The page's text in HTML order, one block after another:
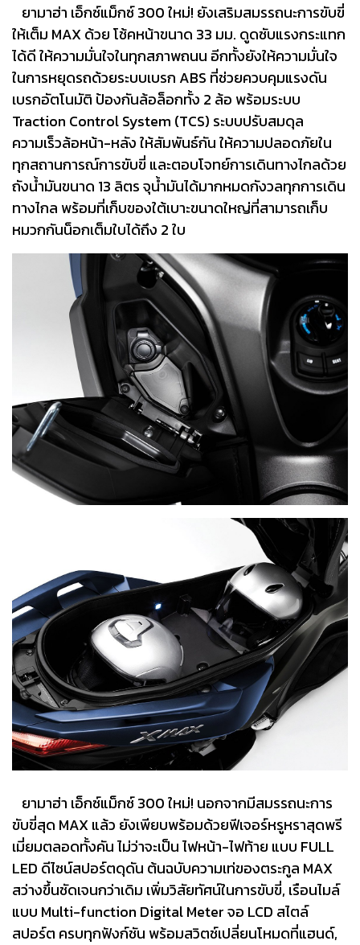
ยามาฮ่า เอ็กซ์แม็กซ์ 300 ใหม่! ยังเสริมสมรรถนะการขับขี่
ให้เต็ม MAX ด้วย โช้คหน้าขนาด 33 มม. ดูดซับแรงกระแทก
ได้ดี ให้ความมั่นใจในทุกสภาพถนน อีกทั้งยังให้ความมั่นใจ
ในการหยุดรถด้วยระบบเบรก ABS ที่ช่วยควบคุมแรงดัน
เบรกอัตโนมัติ ป้องกันล้อล็อกทั้ง 2 ล้อ พร้อมระบบ
Traction Control System (TCS) ระบบปรับสมดุล
ความเร็วล้อหน้า-หลัง ให้สัมพันธ์กัน ให้ความปลอดภัยใน
ทุกสถานการณ์การขับขี่ และตอบโจทย์การเดินทางไกลด้วย
ถังน้ำมันขนาด 13 ลิตร จุน้ำมันได้มากหมดกังวลทุกการเดิน
ทางไกล พร้อมที่เก็บของใต้เบาะขนาดใหญ่ที่สามารถเก็บ
หมวกกันน็อกเต็มใบได้ถึง 2 ใบ
ยามาฮ่า เอ็กซ์แม็กซ์ 300 ใหม่! นอกจากมีสมรรถนะการ
ขับขี่สุด MAX แล้ว ยังเพียบพร้อมด้วยฟีเจอร์หรูหราสุดพรี
เมี่ยมตลอดทั้งคัน ไม่ว่าจะเป็น ไฟหน้า-ไฟท้าย แบบ FULL
LED ดีไซน์สปอร์ตดุดัน ต้นฉบับความเท่ของตระกูล MAX
สว่างขึ้นชัดเจนกว่าเดิม เพิ่มวิสัยทัศน์ในการขับขี่, เรือนไมล์
แบบ Multi-function Digital Meter จอ LCD สไตล์
สปอร์ต ครบทุกฟังก์ชัน พร้อมสวิตช์เปลี่ยนโหมดที่แฮนด์,